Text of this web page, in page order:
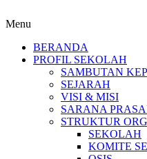
Menu
BERANDA
PROFIL SEKOLAH
SAMBUTAN
SEJARAH
VISI & MISI
SARANA
STRUKTUR
SEKOLAH
KOMITE